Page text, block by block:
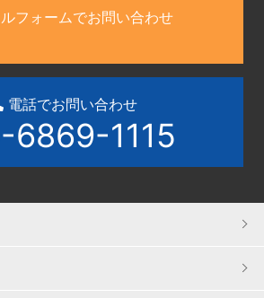
フォームでお問い合わせ
電話でお問い合わせ
6869-1115